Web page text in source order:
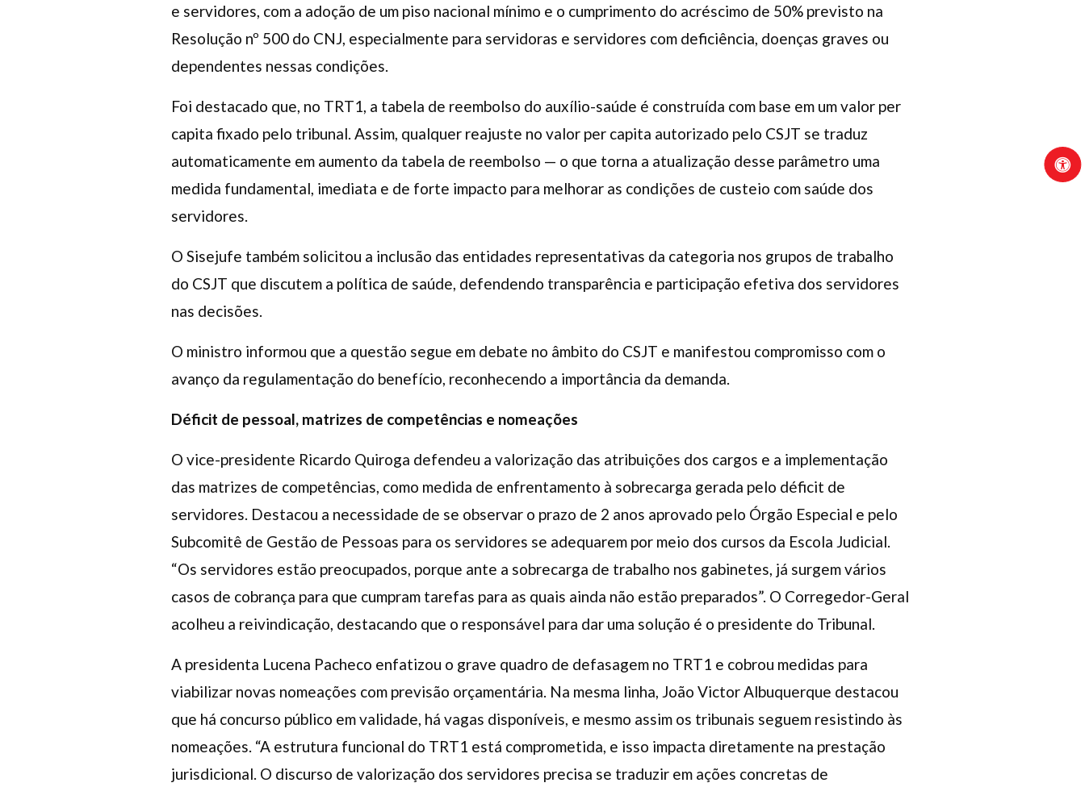
e servidores, com a adoção de um piso nacional mínimo e o cumprimento do acréscimo de 50% previsto na
Resolução nº 500 do CNJ, especialmente para servidoras e servidores com deficiência, doenças graves ou
dependentes nessas condições.
Foi destacado que, no TRT1, a tabela de reembolso do auxílio-saúde é construída com base em um valor per
capita fixado pelo tribunal. Assim, qualquer reajuste no valor per capita autorizado pelo CSJT se traduz
automaticamente em aumento da tabela de reembolso — o que torna a atualização desse parâmetro uma
medida fundamental, imediata e de forte impacto para melhorar as condições de custeio com saúde dos
servidores.
O Sisejufe também solicitou a inclusão das entidades representativas da categoria nos grupos de trabalho
do CSJT que discutem a política de saúde, defendendo transparência e participação efetiva dos servidores
nas decisões.
O ministro informou que a questão segue em debate no âmbito do CSJT e manifestou compromisso com o
avanço da regulamentação do benefício, reconhecendo a importância da demanda.
Déficit de pessoal, matrizes de competências e nomeações
O vice-presidente Ricardo Quiroga defendeu a valorização das atribuições dos cargos e a implementação
das matrizes de competências, como medida de enfrentamento à sobrecarga gerada pelo déficit de
servidores. Destacou a necessidade de se observar o prazo de 2 anos aprovado pelo Órgão Especial e pelo
Subcomitê de Gestão de Pessoas para os servidores se adequarem por meio dos cursos da Escola Judicial.
“Os servidores estão preocupados, porque ante a sobrecarga de trabalho nos gabinetes, já surgem vários
casos de cobrança para que cumpram tarefas para as quais ainda não estão preparados”. O Corregedor-Geral
acolheu a reivindicação, destacando que o responsável para dar uma solução é o presidente do Tribunal.
A presidenta Lucena Pacheco enfatizou o grave quadro de defasagem no TRT1 e cobrou medidas para
viabilizar novas nomeações com previsão orçamentária. Na mesma linha, João Victor Albuquerque destacou
que há concurso público em validade, há vagas disponíveis, e mesmo assim os tribunais seguem resistindo às
nomeações. “A estrutura funcional do TRT1 está comprometida, e isso impacta diretamente na prestação
jurisdicional. O discurso de valorização dos servidores precisa se traduzir em ações concretas de